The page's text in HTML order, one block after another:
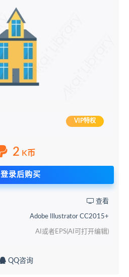
VIP特权
2 K币
登录后购买
查看
Adobe Illustrator CC2015+
AI或者EPS(AI可打开编辑)
QQ咨询